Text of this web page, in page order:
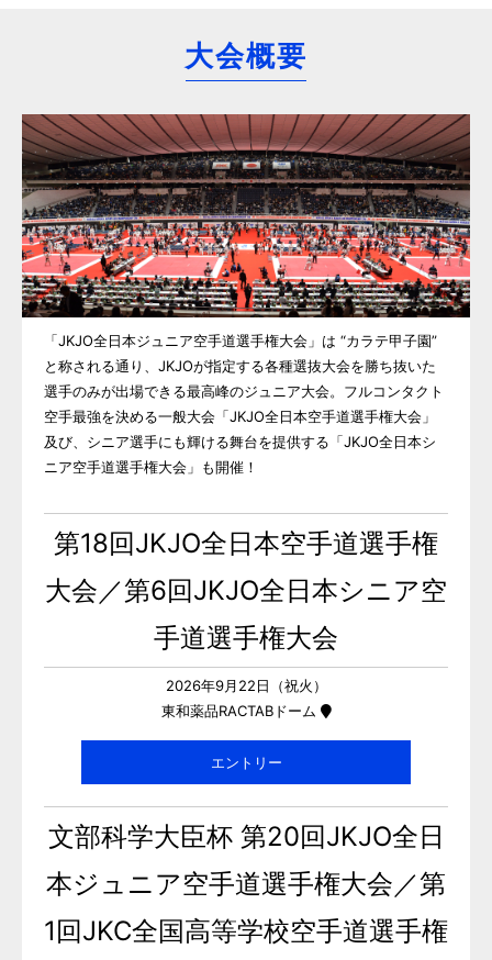
大会概要
「JKJO全日本ジュニア空手道選手権大会」は “カラテ甲子園”
と称される通り、JKJOが指定する各種選抜大会を勝ち抜いた
選手のみが出場できる最高峰のジュニア大会。フルコンタクト
空手最強を決める一般大会「JKJO全日本空手道選手権大会」
及び、シニア選手にも輝ける舞台を提供する「JKJO全日本シ
ニア空手道選手権大会」も開催！
第18回JKJO全日本空手道選手権
大会／第6回JKJO全日本シニア空
手道選手権大会
2026年9月22日（祝火）
東和薬品RACTABドーム
エントリー
文部科学大臣杯 第20回JKJO全日
本ジュニア空手道選手権大会／第
1回JKC全国高等学校空手道選手権